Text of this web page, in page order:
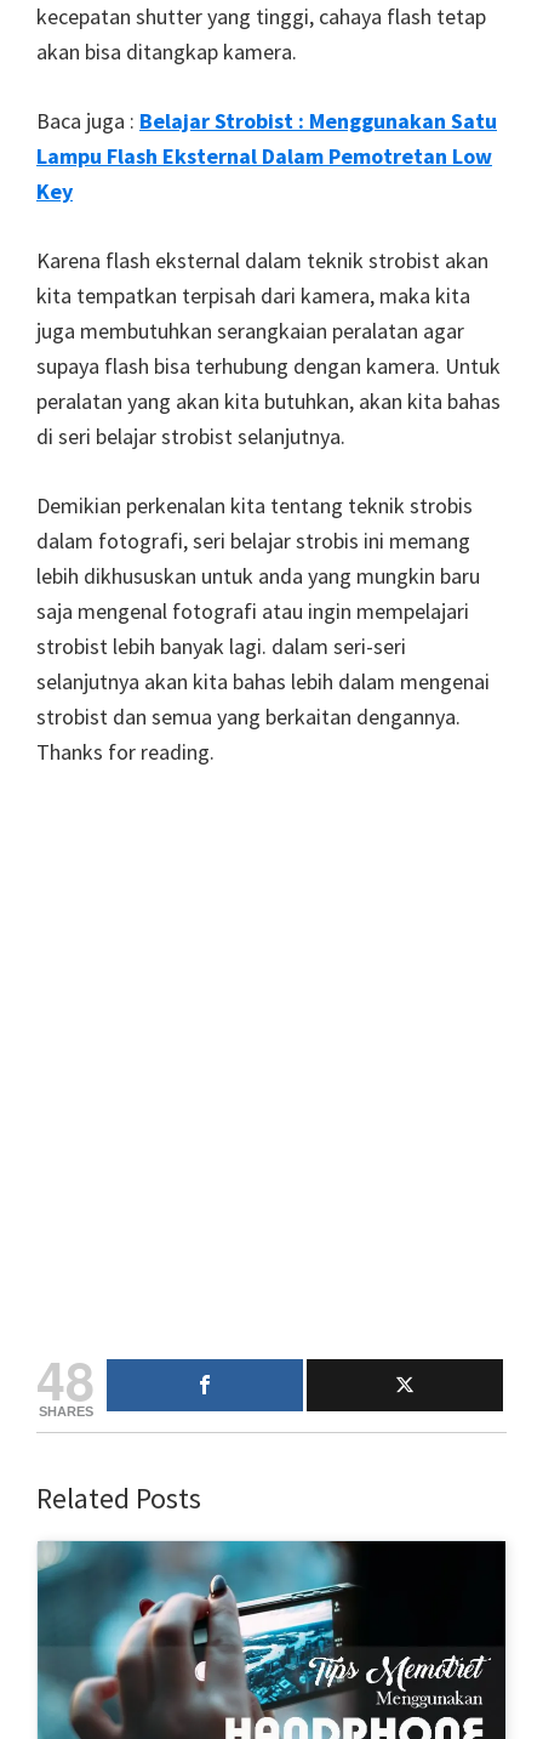
kecepatan shutter yang tinggi, cahaya flash tetap
akan bisa ditangkap kamera.
Baca juga : Belajar Strobist : Menggunakan Satu
Lampu Flash Eksternal Dalam Pemotretan Low
Key
Karena flash eksternal dalam teknik strobist akan
kita tempatkan terpisah dari kamera, maka kita
juga membutuhkan serangkaian peralatan agar
supaya flash bisa terhubung dengan kamera. Untuk
peralatan yang akan kita butuhkan, akan kita bahas
di seri belajar strobist selanjutnya.
Demikian perkenalan kita tentang teknik strobis
dalam fotografi, seri belajar strobis ini memang
lebih dikhususkan untuk anda yang mungkin baru
saja mengenal fotografi atau ingin mempelajari
strobist lebih banyak lagi. dalam seri-seri
selanjutnya akan kita bahas lebih dalam mengenai
strobist dan semua yang berkaitan dengannya.
Thanks for reading.
48
SHARES
Related Posts